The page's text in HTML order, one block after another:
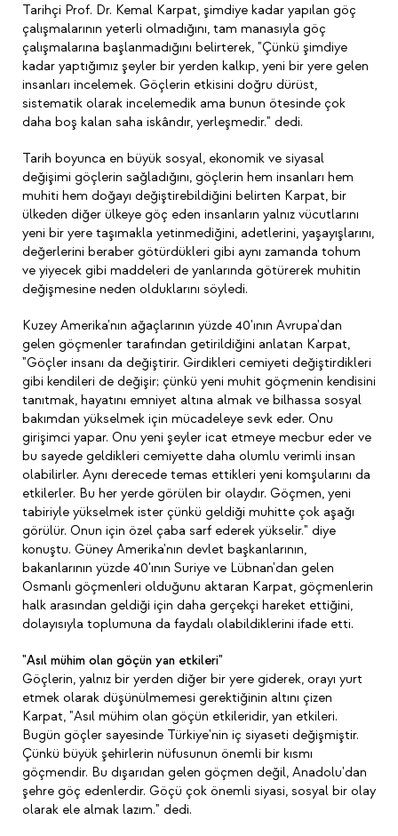
Tarihçi Prof. Dr. Kemal Karpat, şimdiye kadar yapılan göç
çalışmalarının yeterli olmadığını, tam manasıyla göç
çalışmalarına başlanmadığını belirterek, "Çünkü şimdiye
kadar yaptığımız şeyler bir yerden kalkıp, yeni bir yere gelen
insanları incelemek. Göçlerin etkisini doğru dürüst,
sistematik olarak incelemedik ama bunun ötesinde çok
daha boş kalan saha iskândır, yerleşmedir." dedi.
Tarih boyunca en büyük sosyal, ekonomik ve siyasal
değişimi göçlerin sağladığını, göçlerin hem insanları hem
muhiti hem doğayı değiştirebildiğini belirten Karpat, bir
ülkeden diğer ülkeye göç eden insanların yalnız vücutlarını
yeni bir yere taşımakla yetinmediğini, adetlerini, yaşayışlarını,
değerlerini beraber götürdükleri gibi aynı zamanda tohum
ve yiyecek gibi maddeleri de yanlarında götürerek muhitin
değişmesine neden olduklarını söyledi.
Kuzey Amerika'nın ağaçlarının yüzde 40'ının Avrupa'dan
gelen göçmenler tarafından getirildiğini anlatan Karpat,
"Göçler insanı da değiştirir. Girdikleri cemiyeti değiştirdikleri
gibi kendileri de değişir; çünkü yeni muhit göçmenin kendisini
tanıtmak, hayatını emniyet altına almak ve bilhassa sosyal
bakımdan yükselmek için mücadeleye sevk eder. Onu
girişimci yapar. Onu yeni şeyler icat etmeye mecbur eder ve
bu sayede geldikleri cemiyette daha olumlu verimli insan
olabilirler. Aynı derecede temas ettikleri yeni komşularını da
etkilerler. Bu her yerde görülen bir olaydır. Göçmen, yeni
tabiriyle yükselmek ister çünkü geldiği muhitte çok aşağı
görülür. Onun için özel çaba sarf ederek yükselir." diye
konuştu. Güney Amerika'nın devlet başkanlarının,
bakanlarının yüzde 40'ının Suriye ve Lübnan'dan gelen
Osmanlı göçmenleri olduğunu aktaran Karpat, göçmenlerin
halk arasından geldiği için daha gerçekçi hareket ettiğini,
dolayısıyla toplumuna da faydalı olabildiklerini ifade etti.
"Asıl mühim olan göçün yan etkileri"
Göçlerin, yalnız bir yerden diğer bir yere giderek, orayı yurt
etmek olarak düşünülmemesi gerektiğinin altını çizen
Karpat, "Asıl mühim olan göçün etkileridir, yan etkileri.
Bugün göçler sayesinde Türkiye'nin iç siyaseti değişmiştir.
Çünkü büyük şehirlerin nüfusunun önemli bir kısmı
göçmendir. Bu dışarıdan gelen göçmen değil, Anadolu'dan
şehre göç edenlerdir. Göçü çok önemli siyasi, sosyal bir olay
olarak ele almak lazım." dedi.